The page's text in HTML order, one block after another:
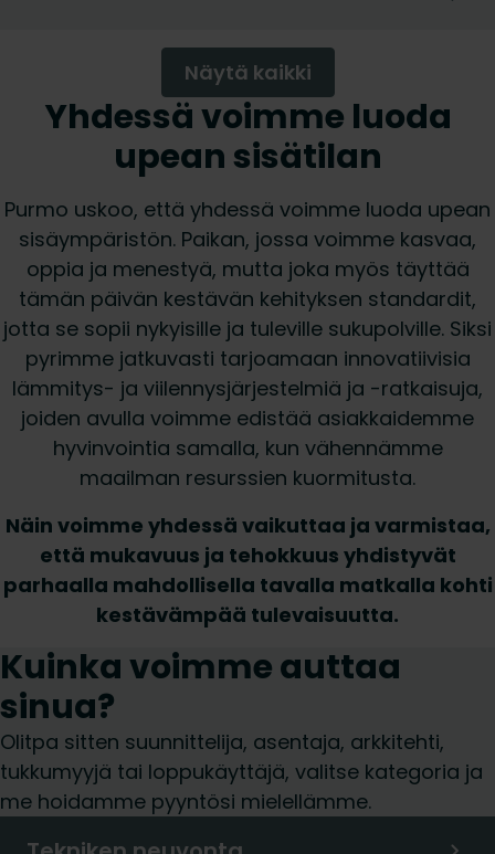
Näytä kaikki
Yhdessä voimme luoda
upean sisätilan
Purmo uskoo, että yhdessä voimme luoda upean
sisäympäristön. Paikan, jossa voimme kasvaa,
oppia ja menestyä, mutta joka myös täyttää
tämän päivän kestävän kehityksen standardit,
jotta se sopii nykyisille ja tuleville sukupolville. Siksi
pyrimme jatkuvasti tarjoamaan innovatiivisia
lämmitys- ja viilennysjärjestelmiä ja -ratkaisuja,
joiden avulla voimme edistää asiakkaidemme
hyvinvointia samalla, kun vähennämme
maailman resurssien kuormitusta.
Näin voimme yhdessä vaikuttaa ja varmistaa,
että mukavuus ja tehokkuus yhdistyvät
parhaalla mahdollisella tavalla matkalla kohti
kestävämpää tulevaisuutta.
Kuinka voimme auttaa
sinua?
Olitpa sitten suunnittelija, asentaja, arkkitehti,
tukkumyyjä tai loppukäyttäjä, valitse kategoria ja
me hoidamme pyyntösi mielellämme.